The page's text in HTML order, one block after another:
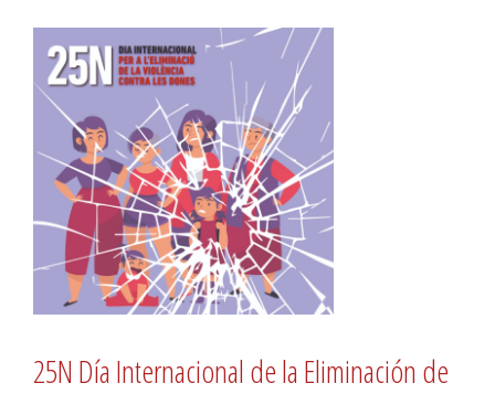
25N Día Internacional de la Eliminación de